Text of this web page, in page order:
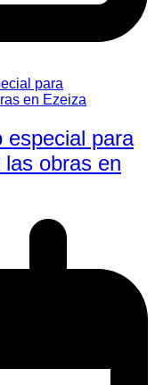
especial para
obras en